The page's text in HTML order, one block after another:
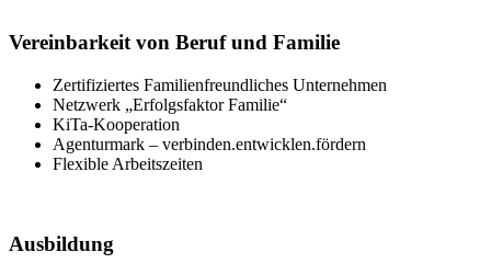
Vereinbarkeit von Beruf und Familie
Zertifiziertes Familienfreundliches Unternehmen
Netzwerk „Erfolgsfaktor Familie“
KiTa-Kooperation
Agenturmark – verbinden.entwicklen.fördern
Flexible Arbeitszeiten
Ausbildung